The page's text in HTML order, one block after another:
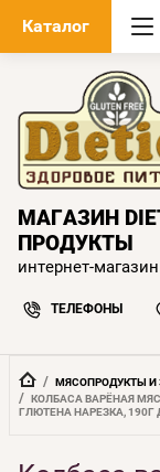
Каталог
МАГАЗИН
ПРОДУКТЫ
интернет-
ТЕЛЕФОНЫ
  /
МЯСОПРОДУКТЫ И
/ КОЛБАСА ВАРЁНАЯ
ГЛЮТЕНА НАРЕЗКА, 190Г